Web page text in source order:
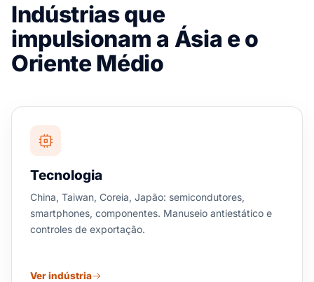
Indústrias que
impulsionam a Ásia e o
Oriente Médio
Tecnologia
China, Taiwan, Coreia, Japão: semicondutores,
smartphones, componentes. Manuseio antiestático e
controles de exportação.
Ver indústria